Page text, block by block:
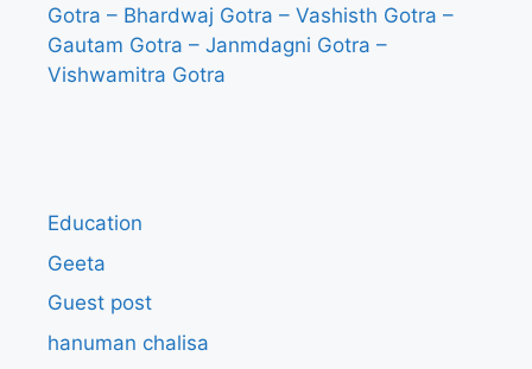
Gotra – Bhardwaj Gotra – Vashisth Gotra –
Gautam Gotra – Janmdagni Gotra –
Vishwamitra Gotra
Education
Geeta
Guest post
hanuman chalisa